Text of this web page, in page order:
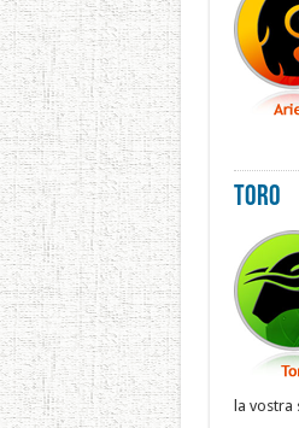
Toro
la